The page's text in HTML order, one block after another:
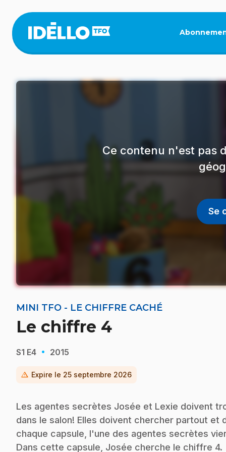
contenu
principal
Ce contenu n'est pas
Se
MINI TFO - LE CHIFFRE CACHÉ
Le chiffre 4
S1 E4 · 2015
warning Expire le 25 septembre 2026
Les agentes secrètes Josée et Lexie doivent
dans le salon! Elles doivent chercher partout
chaque capsule, l'une des agentes secrètes
Dans cette capsule, Josée cherche le chiffre 4.